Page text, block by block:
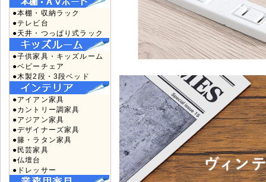
●本棚・収納ラック
●テレビ台
●天井・つっぱり式ラック
●子供家具・キッズルーム
●ベビーチェア
●木製2段・3段ベッド
●アイアン家具
●カントリー調家具
●アジアン家具
●デザイナーズ家具
●籐・ラタン家具
●民芸家具
●仏壇台
●ドレッサー